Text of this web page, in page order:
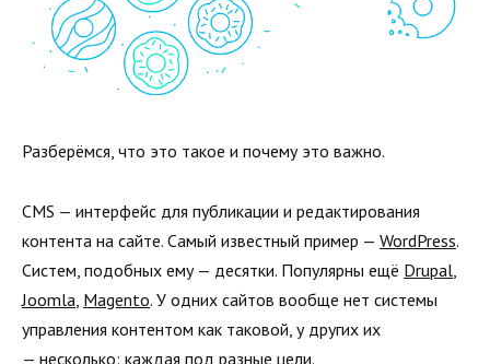
Разберёмся, что это такое и почему это важно.
CMS — интерфейс для публикации и редактирования
контента на сайте. Самый известный пример — WordPress.
Систем, подобных ему — десятки. Популярны ещё Drupal
Joomla Magento. У одних сайтов вообще нет системы
управления контентом как таковой, у других их
— несколько: каждая под разные цели.